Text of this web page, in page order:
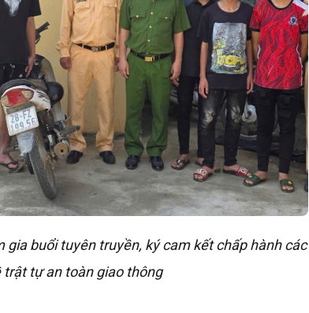
buổi tuyên truyền, ký cam kết chấp hành các
trật tự an toàn giao thông